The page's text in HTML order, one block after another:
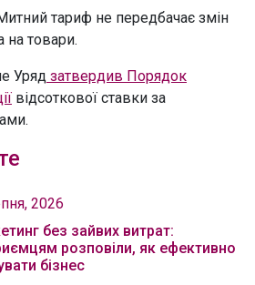
тариф не передбачає змін
на товари.
Уряд затвердив Порядок
відсоткової ставки за
2026
без зайвих витрат:
розповіли, як ефективно
бізнес